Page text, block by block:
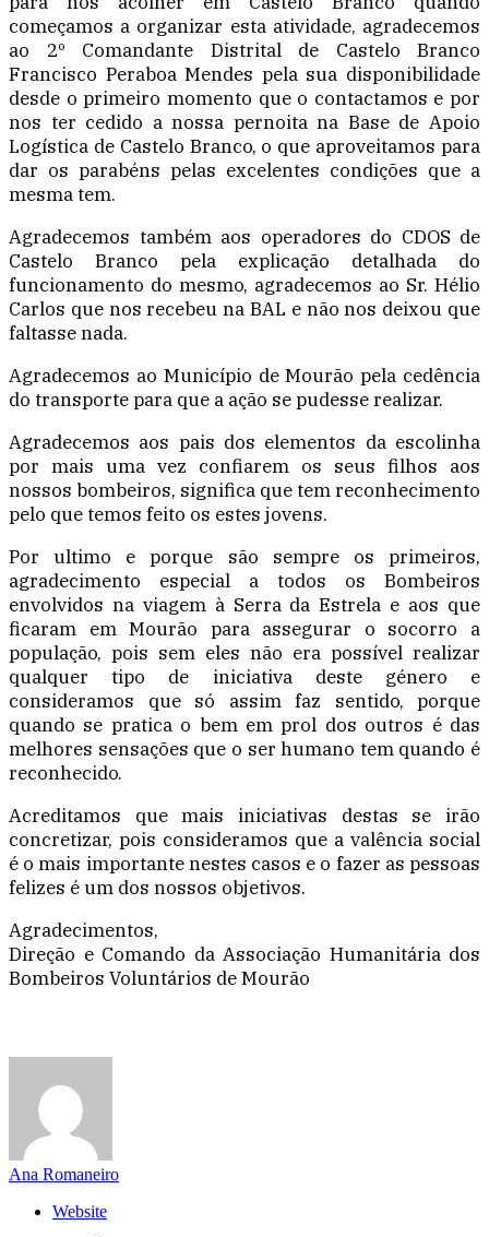
começamos a organizar esta atividade, agradecemos
ao 2º Comandante Distrital de Castelo Branco
Francisco Peraboa Mendes pela sua disponibilidade
desde o primeiro momento que o contactamos e por
nos ter cedido a nossa pernoita na Base de Apoio
Logística de Castelo Branco, o que aproveitamos para
dar os parabéns pelas excelentes condições que a
mesma tem.
Agradecemos também aos operadores do CDOS de
Castelo Branco pela explicação detalhada do
funcionamento do mesmo, agradecemos ao Sr. Hélio
Carlos que nos recebeu na BAL e não nos deixou que
faltasse nada.
Agradecemos ao Município de Mourão pela cedência
do transporte para que a ação se pudesse realizar.
Agradecemos aos pais dos elementos da escolinha
por mais uma vez confiarem os seus filhos aos
nossos bombeiros, significa que tem reconhecimento
pelo que temos feito os estes jovens.
Por ultimo e porque são sempre os primeiros,
agradecimento especial a todos os Bombeiros
envolvidos na viagem à Serra da Estrela e aos que
ficaram em Mourão para assegurar o socorro a
população, pois sem eles não era possível realizar
qualquer tipo de iniciativa deste género e
consideramos que só assim faz sentido, porque
quando se pratica o bem em prol dos outros é das
melhores sensações que o ser humano tem quando é
reconhecido.
Acreditamos que mais iniciativas destas se irão
concretizar, pois consideramos que a valência social
é o mais importante nestes casos e o fazer as pessoas
felizes é um dos nossos objetivos.
Agradecimentos,
Direção e Comando da Associação Humanitária dos
Bombeiros Voluntários de Mourão
Ana Romaneiro
Website